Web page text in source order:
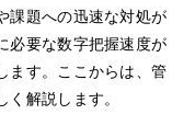
課題への迅速な対処が
必要な数字把握速度が
ます。ここからは、管
解説します。